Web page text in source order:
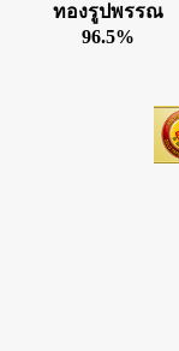
ทองรูปพรรณ
96.5%